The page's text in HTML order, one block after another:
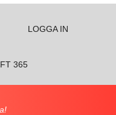
365
LOGGA IN